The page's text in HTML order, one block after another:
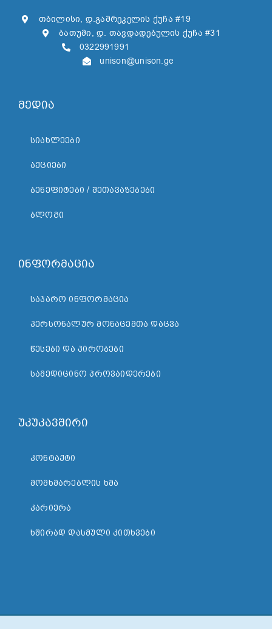
თბილისი, დ.გამრეკელის ქუჩა #19
ბათუმი, დ. თავდადებულის ქუჩა #31
0322991991
unison@unison.ge
მედია
ᲡᲘᲐᲮᲚᲔᲔᲑᲘ
ᲐᲥᲪᲘᲔᲑᲘ
ᲑᲔᲜᲔᲤᲘᲢᲔᲑᲘ / ᲨᲔᲗᲐᲕᲐᲖᲔᲑᲔᲑᲘ
ᲑᲚᲝᲒᲘ
ინფორმაცია
ᲡᲐᲯᲐᲠᲝ ᲘᲜᲤᲝᲠᲛᲐᲪᲘᲐ
ᲞᲔᲠᲡᲝᲜᲐᲚᲣᲠ ᲛᲝᲜᲐᲪᲔᲛᲗᲐ ᲓᲐᲪᲕᲐ
ᲬᲔᲡᲔᲑᲘ ᲓᲐ ᲞᲘᲠᲝᲑᲔᲑᲘ
ᲡᲐᲛᲔᲓᲘᲪᲘᲜᲝ ᲞᲠᲝᲕᲐᲘᲓᲔᲠᲔᲑᲘ
უკუკავშირი
ᲙᲝᲜᲢᲐᲥᲢᲘ
ᲛᲝᲛᲮᲛᲐᲠᲔᲑᲚᲘᲡ ᲮᲛᲐ
ᲙᲐᲠᲘᲔᲠᲐ
ᲮᲨᲘᲠᲐᲓ ᲓᲐᲡᲛᲣᲚᲘ ᲙᲘᲗᲮᲕᲔᲑᲘ